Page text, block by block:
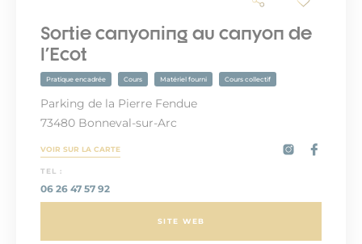
Sortie canyoning au canyon de
l'Ecot
Pratique encadrée Cours Matériel fourni Cours collectif
Parking de la Pierre Fendue
73480 Bonneval-sur-Arc
VOIR SUR LA CARTE
TEL :
06 26 47 57 92
SITE WEB